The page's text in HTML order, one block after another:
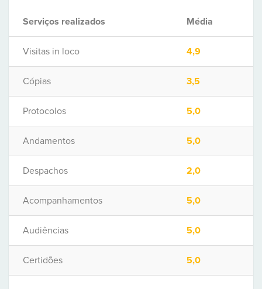
Serviços realizados Média
Visitas in loco 4,9
Cópias 3,5
Protocolos 5,0
Andamentos 5,0
Despachos 2,0
Acompanhamentos 5,0
Audiências 5,0
Certidões 5,0